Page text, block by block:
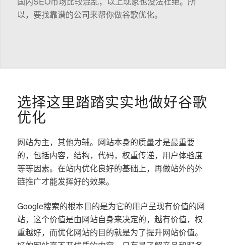
以，要找靠谱的公司来帮你做谷歌优化。
选择这里踏踏实实地做好谷歌
优化
网站为主，其他为辅。网站本身的质量才是最重要
的，包括内容，结构，代码，权重传递，用户体验度
等等因素。在站内优化良好的基础上，再做站外的外
链推广才能发挥好的效果。
Google搜索的根本目的是为它的用户呈现有价值的网
站，这个价值是由网站自身来决定的，越有价值，权
重越好，而优化网站的目的就是为了提升网站价值。